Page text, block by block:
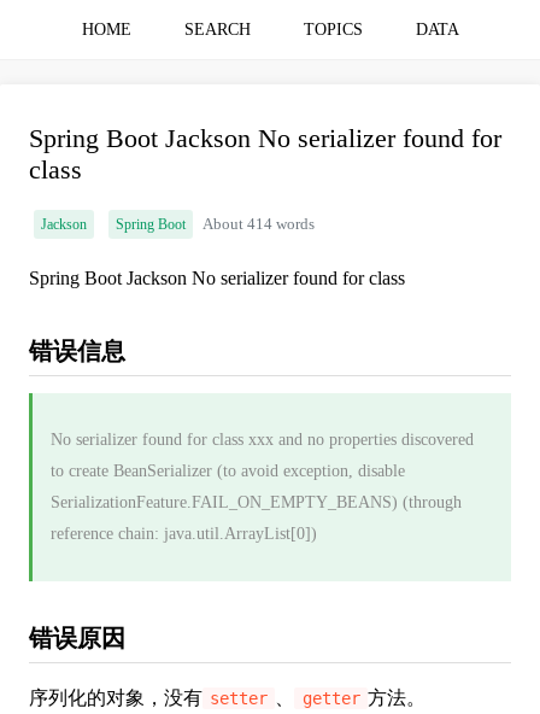
HOME SEARCH TOPICS DATA
Spring Boot Jackson No serializer found for
class
Jackson Spring Boot About 414 words
Spring Boot Jackson No serializer found for class
错误信息
No serializer found for class xxx and no properties discovered
to create BeanSerializer (to avoid exception, disable
SerializationFeature.FAIL_ON_EMPTY_BEANS) (through
reference chain: java.util.ArrayList[0])
错误原因
序列化的对象，没有 setter getter 方法。